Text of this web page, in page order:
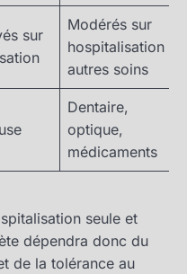
sur
Modérés sur
hospitalisation et
autres soins
Dentaire,
optique,
médicaments
seule et
dépendra donc du
de la tolérance au